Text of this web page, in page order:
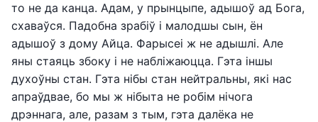
то не да канца. Адам, у прынцыпе, адышоў ад Бога,
схаваўся. Падобна зрабіў і малодшы сын, ён
адышоў з дому Айца. Фарысеі ж не адышлі. Але
яны стаяць збоку і не набліжаюцца. Гэта іншы
духоўны стан. Гэта нібы стан нейтральны, які нас
апраўдвае, бо мы ж нібыта не робім нічога
дрэннага, але, разам з тым, гэта далёка не